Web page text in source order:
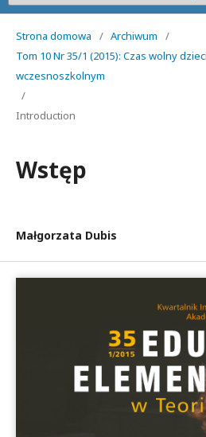
Strona domowa / Archiwum
/
Tom 10 Nr 35/1 (2015): Czas wolny
wczesnoszkolnym
/
Introduction
Wstęp
Małgorzata Dubis